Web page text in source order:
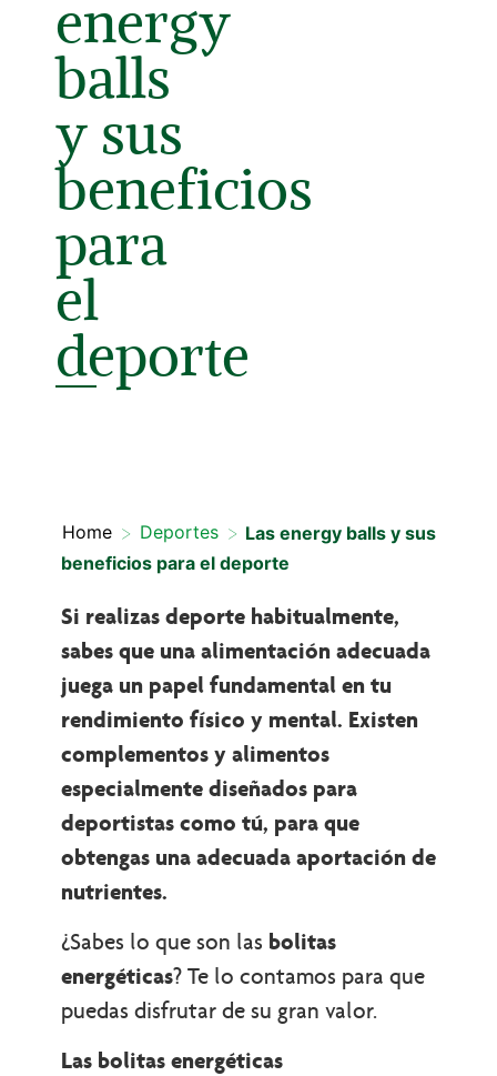
energy
balls
y sus
beneficios
para
el
deporte
Home > Deportes > Las energy balls y sus
beneficios para el deporte
Si realizas deporte habitualmente,
sabes que una alimentación adecuada
juega un papel fundamental en tu
rendimiento físico y mental. Existen
complementos y alimentos
especialmente diseñados para
deportistas como tú, para que
obtengas una adecuada aportación de
nutrientes.
¿Sabes lo que son las bolitas
energéticas? Te lo contamos para que
puedas disfrutar de su gran valor.
Las bolitas energéticas